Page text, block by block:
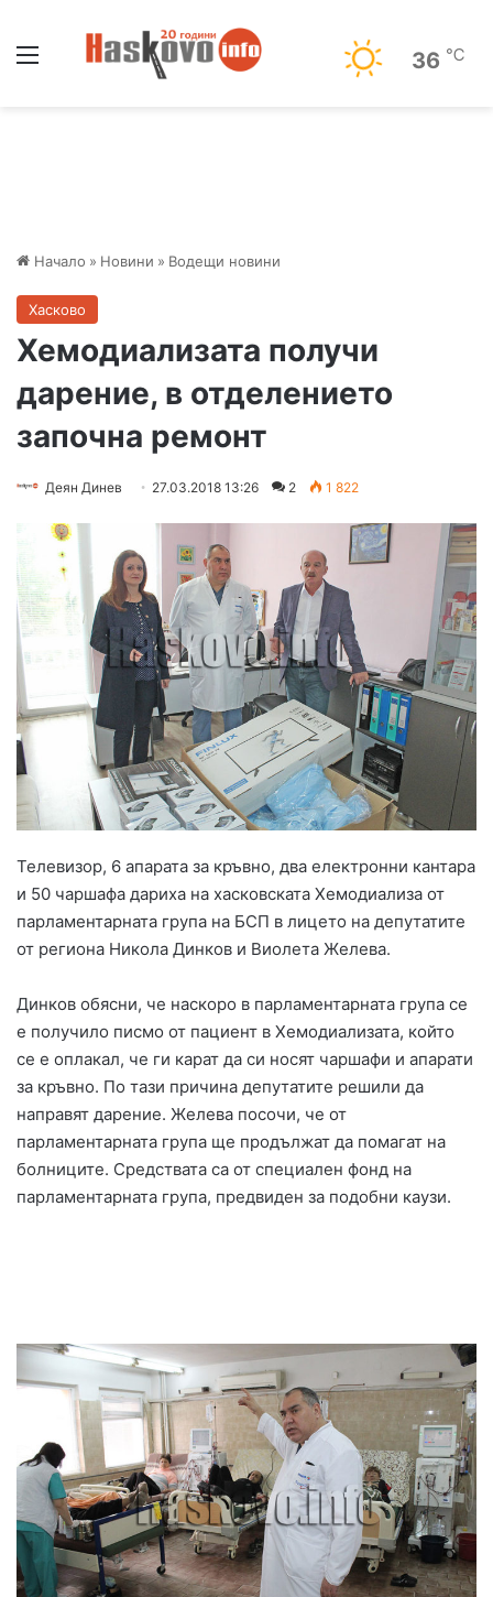
36 ℃
Начало » Новини » Водещи новини
Хасково
Хемодиализата получи
дарение, в отделението
започна ремонт
Деян Динев 27.03.2018 13:26 2 1 822
Телевизор, 6 апарата за кръвно, два електронни кантара
и 50 чаршафа дариха на хасковската Хемодиализа от
парламентарната група на БСП в лицето на депутатите
от региона Никола Динков и Виолета Желева.
Динков обясни, че наскоро в парламентарната група се
е получило писмо от пациент в Хемодиализата, който
се е оплакал, че ги карат да си носят чаршафи и апарати
за кръвно. По тази причина депутатите решили да
направят дарение. Желева посочи, че от
парламентарната група ще продължат да помагат на
болниците. Средствата са от специален фонд на
парламентарната група, предвиден за подобни каузи.